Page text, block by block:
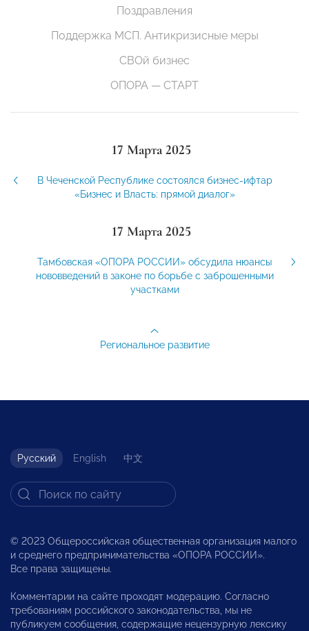
Поздравления
Поддержка МСП. Антикризисные меры
СВОй бизнес
ОПОРА — СТАРТ
17 Марта 2025
В Чеченской Республике состоялся бизнес-ифтар
«Бизнес и Власть: прямой диалог»
17 Марта 2025
Тамбовская «ОПОРА РОССИИ» обсудила нюансы
нововведений в законе по борьбе с заброшенными
участками
Региональное развитие
Русский English 中文
© 2023 Общероссийская общественная организация малого
и среднего предпринимательства «ОПОРА РОССИИ».
Все права защищены.
Комментарии на сайте проходят модерацию. Согласно
требованиям российского законодательства, мы не
публикуем сообщения, содержащие нецензурную лексику